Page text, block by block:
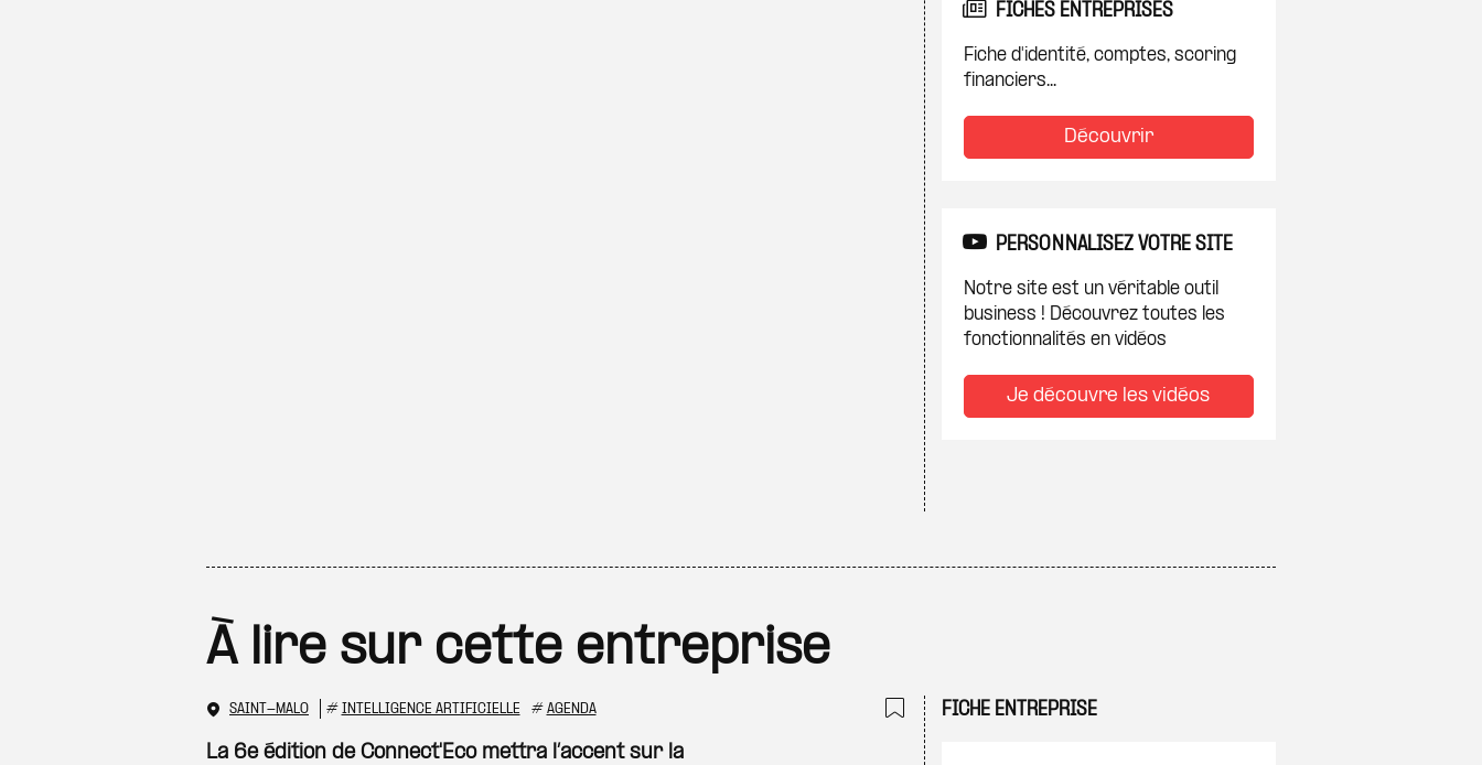
FICHES ENTREPRISES
Fiche d'identité, comptes, scoring
financiers...
Découvrir
PERSONNALISEZ VOTRE SITE
Notre site est un véritable outil
business ! Découvrez toutes les
fonctionnalités en vidéos
Je découvre les vidéos
À lire sur cette entreprise
SAINT-MALO # INTELLIGENCE ARTIFICIELLE # AGENDA
Ajouter à ma sélection
La 6e édition de Connect'Eco mettra l’accent sur la
FICHE ENTREPRISE